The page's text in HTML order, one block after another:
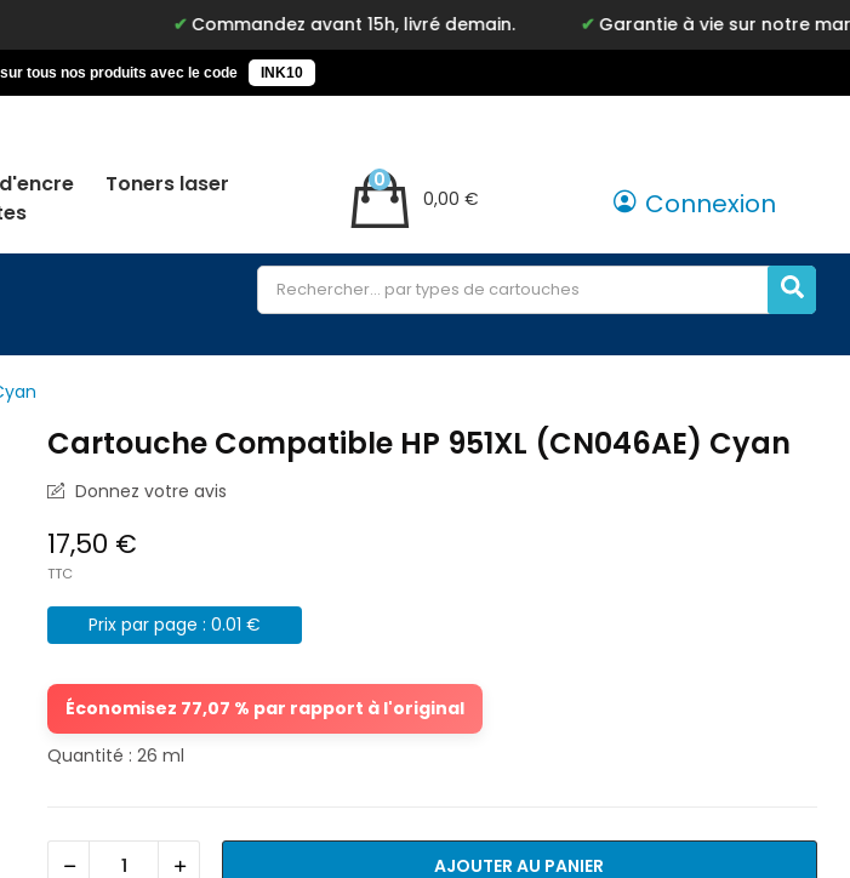
Commandez avant 15h, livré demain. Garantie à vie sur notre marque Inkyz
sur tous nos produits avec le code INK10
Toners laser
0,00 €
0
Connexion
Cartouche Compatible HP 951XL (CN046AE) Cyan
Donnez votre avis
17,50 €
TTC
Prix par page : 0.01 €
Économisez 77,07 % par rapport à l'original
Quantité : 26 ml
AJOUTER AU PANIER